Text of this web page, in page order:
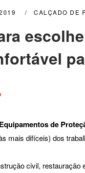
CALÇADO DE
Equipamentos de
mais difíceis) dos
civil,